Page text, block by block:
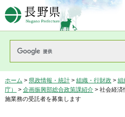
長野県Nagano
ホーム > 県政情報・統計 > 組織・行財政 > 組
庁）
> 企画振興部総合政策課紹介 > 社会経済
施業務の受託者を募集します